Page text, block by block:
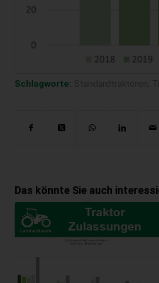
Schlagworte:
Das könnte Sie auch